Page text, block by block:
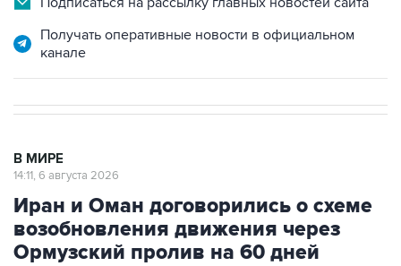
Получать оперативные новости в официальном
канале
В МИРЕ
14:11, 6 августа 2026
Иран и Оман договорились о схеме
возобновления движения через
Ормузский пролив на 60 дней